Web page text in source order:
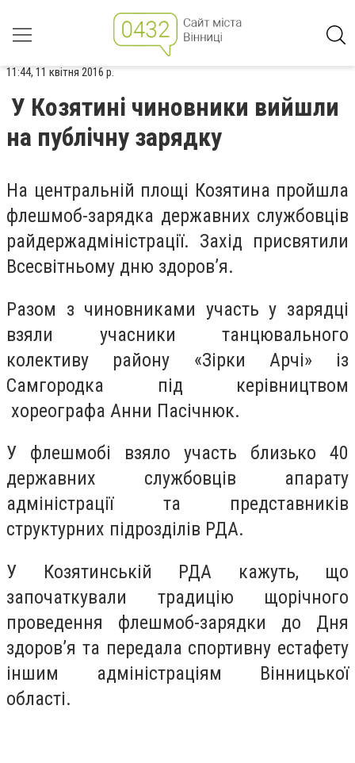
11:44, 11 квітня 2016 р.
У Козятині чиновники вийшли
на публічну зарядку
На центральній площі Козятина пройшла
флешмоб-зарядка державних службовців
райдержадміністрації. Захід присвятили
Всесвітньому дню здоров’я.
Разом з чиновниками участь у зарядці
взяли учасники танцювального
колективу району «Зірки Арчі» із
Самгородка під керівництвом
хореографа Анни Пасічнюк.
У флешмобі взяло участь близько 40
державних службовців апарату
адміністрації та представників
структурних підрозділів РДА.
У Козятинській РДА кажуть, що
започаткували традицію щорічного
проведення флешмоб-зарядки до Дня
здоров’я та передала спортивну естафету
іншим адміністраціям Вінницької
області.